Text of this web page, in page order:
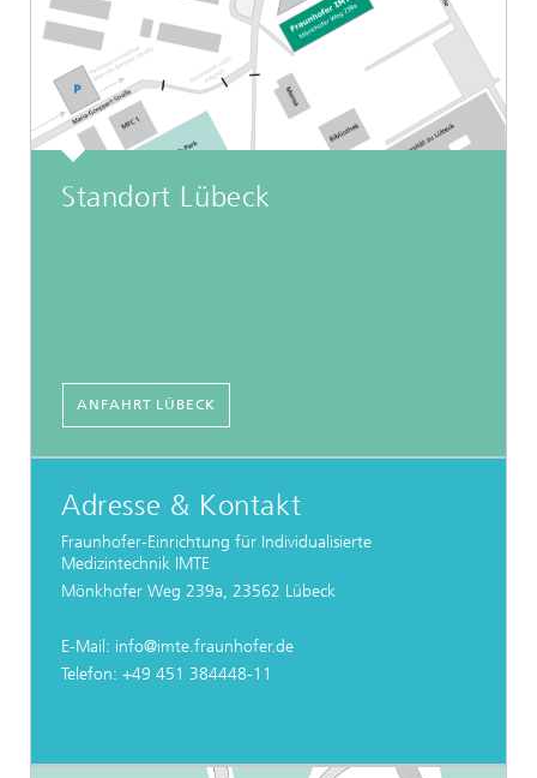
Standort Lübeck
ANFAHRT LÜBECK
Adresse & Kontakt
Fraunhofer-Einrichtung für Individualisierte
Medizintechnik IMTE
Mönkhofer Weg 239a, 23562 Lübeck
E-Mail: info@imte.fraunhofer.de
Telefon: +49 451 384448-11